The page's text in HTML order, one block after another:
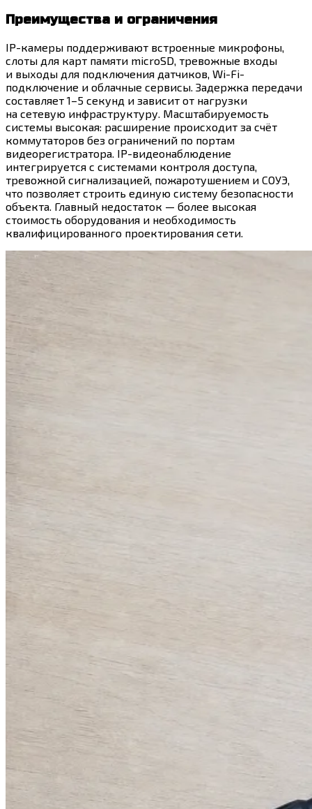
Преимущества и ограничения
IP-камеры поддерживают встроенные микрофоны,
слоты для карт памяти microSD, тревожные входы
и выходы для подключения датчиков, Wi-Fi-
подключение и облачные сервисы. Задержка передачи
составляет 1–5 секунд и зависит от нагрузки
на сетевую инфраструктуру. Масштабируемость
системы высокая: расширение происходит за счёт
коммутаторов без ограничений по портам
видеорегистратора. IP-видеонаблюдение
интегрируется с системами контроля доступа,
тревожной сигнализацией, пожаротушением и СОУЭ,
что позволяет строить единую систему безопасности
объекта. Главный недостаток — более высокая
стоимость оборудования и необходимость
квалифицированного проектирования сети.